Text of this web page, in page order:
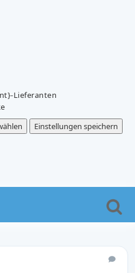
Lieferanten
Einstellungen speichern